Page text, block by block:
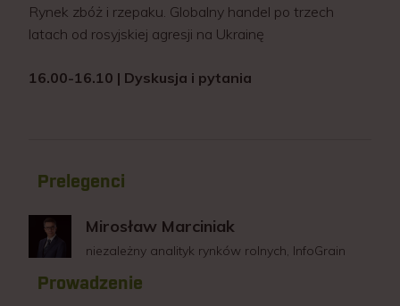
Rynek zbóż i rzepaku. Globalny handel po trzech
latach od rosyjskiej agresji na Ukrainę
16.00-16.10 | Dyskusja i pytania
Prelegenci
Mirosław Marciniak
niezależny analityk rynków rolnych, InfoGrain
Prowadzenie